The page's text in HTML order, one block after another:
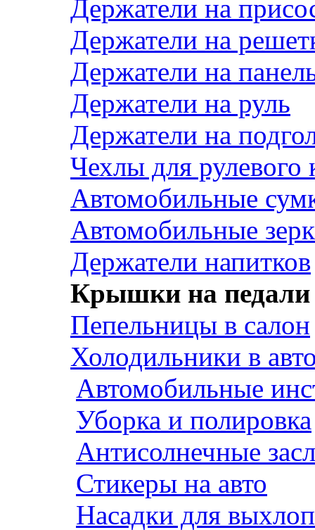
Держатели на
Держатели на
Держатели на
Держатели на руль
Держатели на
Чехлы для рулевого
Автомобильные
Автомобильные
Держатели напитков
Крышки на педали
Пепельницы в салон
Холодильники в
Автомобильные
Уборка и полировка
Антисолнечные
Стикеры на авто
Насадки для